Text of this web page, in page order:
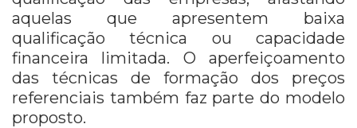
aquelas que apresentem baixa
qualificação técnica ou capacidade
financeira limitada. O aperfeiçoamento
das técnicas de formação dos preços
referenciais também faz parte do modelo
proposto.